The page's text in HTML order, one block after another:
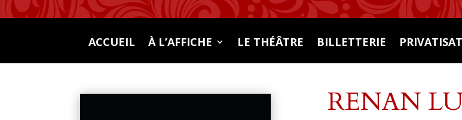
ACCUEIL À L’AFFICHE LE THÉÂTRE BILLETTERIE
RENAN